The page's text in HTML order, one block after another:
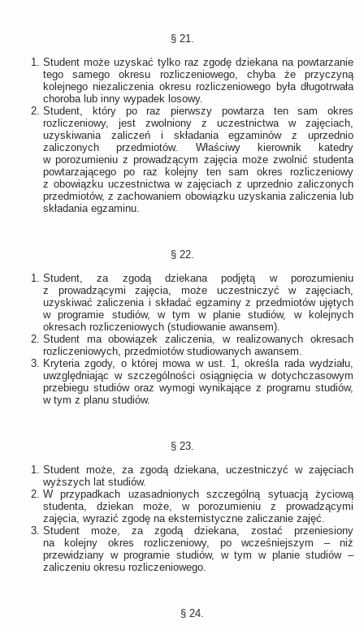
§ 21.
Student może uzyskać tylko raz zgodę dziekana na powtarzanie
tego samego okresu rozliczeniowego, chyba że przyczyną
kolejnego niezaliczenia okresu rozliczeniowego była długotrwała
choroba lub inny wypadek losowy.
Student, który po raz pierwszy powtarza ten sam okres
rozliczeniowy, jest zwolniony z uczestnictwa w zajęciach,
uzyskiwania zaliczeń i składania egzaminów z uprzednio
zaliczonych przedmiotów. Właściwy kierownik katedry
w porozumieniu z prowadzącym zajęcia może zwolnić studenta
powtarzającego po raz kolejny ten sam okres rozliczeniowy
z obowiązku uczestnictwa w zajęciach z uprzednio zaliczonych
przedmiotów, z zachowaniem obowiązku uzyskania zaliczenia lub
składania egzaminu.
§ 22.
Student, za zgodą dziekana podjętą w porozumieniu
z prowadzącymi zajęcia, może uczestniczyć w zajęciach,
uzyskiwać zaliczenia i składać egzaminy z przedmiotów ujętych
w programie studiów, w tym w planie studiów, w kolejnych
okresach rozliczeniowych (studiowanie awansem).
Student ma obowiązek zaliczenia, w realizowanych okresach
rozliczeniowych, przedmiotów studiowanych awansem.
Kryteria zgody, o której mowa w ust. 1, określa rada wydziału,
uwzględniając w szczególności osiągnięcia w dotychczasowym
przebiegu studiów oraz wymogi wynikające z programu studiów,
w tym z planu studiów.
§ 23.
Student może, za zgodą dziekana, uczestniczyć w zajęciach
wyższych lat studiów.
W przypadkach uzasadnionych szczególną sytuacją życiową
studenta, dziekan może, w porozumieniu z prowadzącymi
zajęcia, wyrazić zgodę na eksternistyczne zaliczanie zajęć.
Student może, za zgodą dziekana, zostać przeniesiony
na kolejny okres rozliczeniowy, po wcześniejszym – niż
przewidziany w programie studiów, w tym w planie studiów –
zaliczeniu okresu rozliczeniowego.
§ 24.